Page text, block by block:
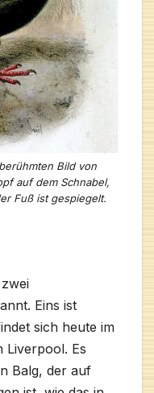
Bild von
auf dem Schnabel,
Fuß ist gespiegelt.
Eins ist
sich heute im
Liverpool. Es
Balg, der auf